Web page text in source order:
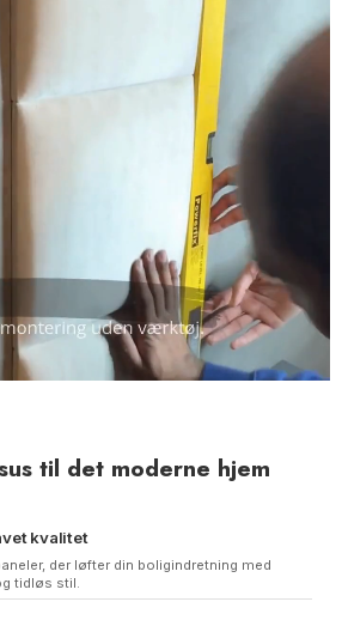
til det moderne hjem
kvalitet
der løfter din boligindretning med
tidløs stil.